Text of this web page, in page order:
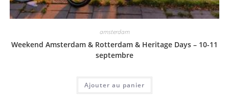
amsterdam
Weekend Amsterdam & Rotterdam & Heritage Days – 10-11
septembre
Ajouter au panier